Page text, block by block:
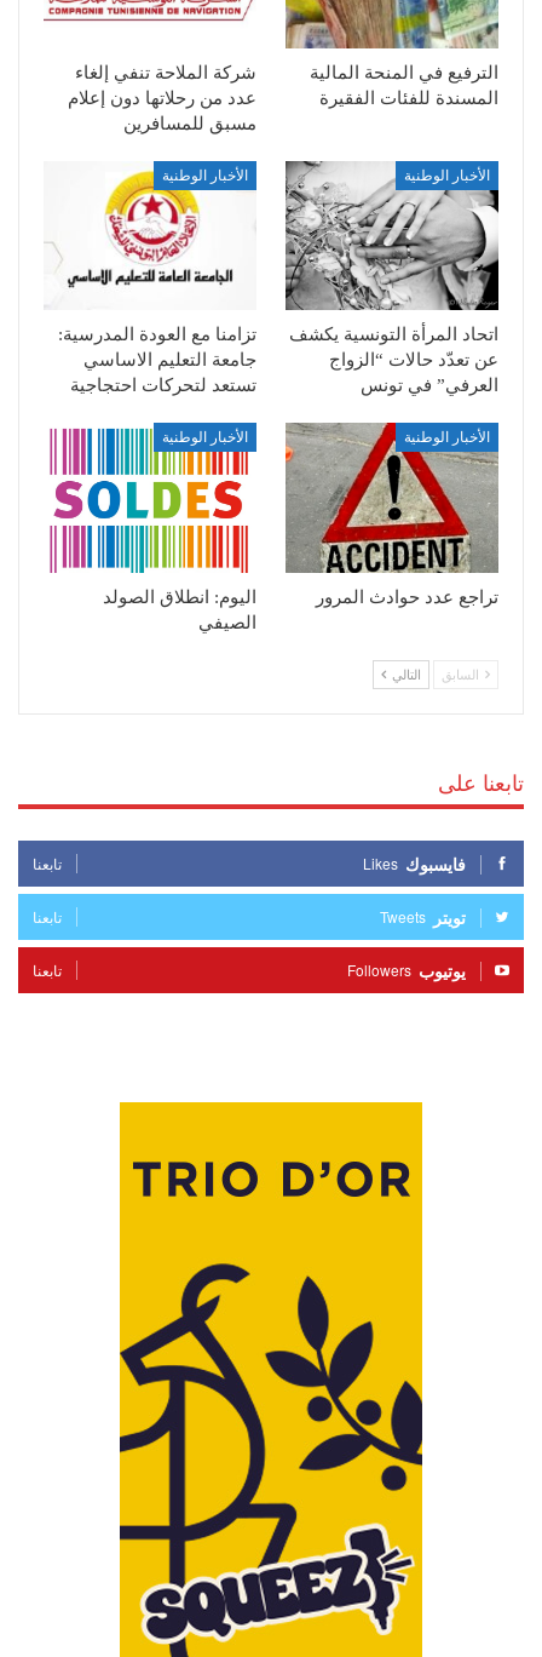
الترفيع في المنحة المالية
المسندة للفئات الفقيرة
شركة الملاحة تنفي إلغاء
عدد من رحلاتها دون إعلام
مسبق للمسافرين
الأخبار الوطنية
اتحاد المرأة التونسية يكشف
عن تعدّد حالات “الزواج
العرفي” في تونس
الأخبار الوطنية
تزامنا مع العودة المدرسية:
جامعة التعليم الاساسي
تستعد لتحركات احتجاجية
الأخبار الوطنية
تراجع عدد حوادث المرور
الأخبار الوطنية
اليوم: انطلاق الصولد
الصيفي
السابق التالي
تابعنا على
فايسبوك Likes تابعنا
تويتر Tweets تابعنا
يوتيوب Followers تابعنا